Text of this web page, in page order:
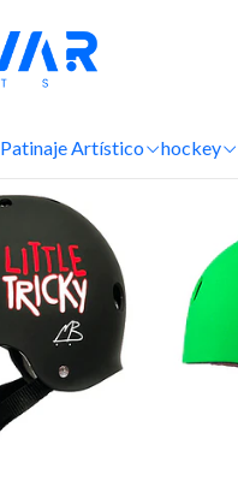
Patinaje Artístico hockey